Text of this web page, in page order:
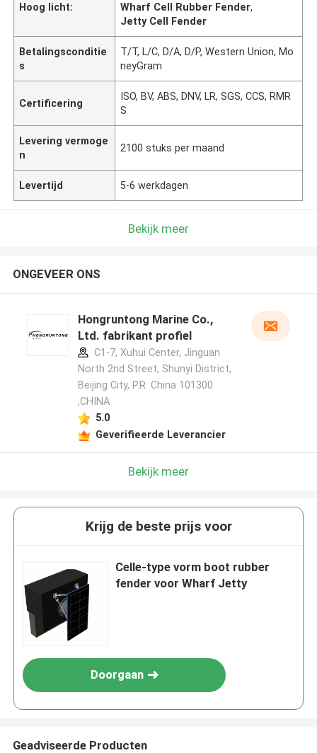
Hoog licht:
Wharf Cell Rubber Fender,
Jetty Cell Fender
Betalingsconditie
s
T/T, L/C, D/A, D/P, Western Union, Mo
neyGram
Certificering
ISO, BV, ABS, DNV, LR, SGS, CCS, RMR
S
Levering vermoge
n
2100 stuks per maand
Levertijd 5-6 werkdagen
Bekijk meer
ONGEVEER ONS
Hongruntong Marine Co.,
Ltd. fabrikant profiel
C1-7, Xuhui Center, Jinguan
North 2nd Street, Shunyi District,
Beijing City, P.R. China 101300
,CHINA
5.0
Geverifieerde Leverancier
Bekijk meer
Krijg de beste prijs voor
Celle-type vorm boot rubber
fender voor Wharf Jetty
Doorgaan
Geadviseerde Producten